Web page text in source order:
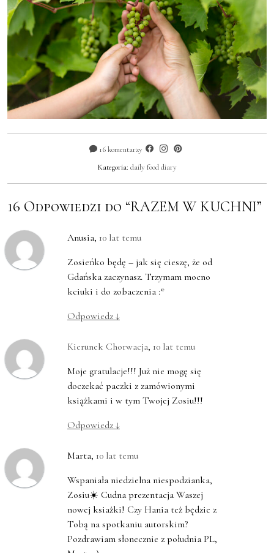
16 komentarzy
Kategoria: daily food diary
16 Odpowiedzi do “RAZEM W KUCHNI”
Anusia, 10 lat temu
Zosieńko będę – jak się cieszę, że od
Gdańska zaczynasz. Trzymam mocno
kciuki i do zobaczenia :*
Odpowiedz ↓
Kierunek Chorwacja, 10 lat temu
Moje gratulacje!!! Już nie mogę się
doczekać paczki z zamówionymi
książkami i w tym Twojej Zosiu!!!
Odpowiedz ↓
Marta, 10 lat temu
Wspaniała niedzielna niespodzianka,
Zosiu☀️ Cudna prezentacja Waszej
nowej ksiażki! Czy Hania też będzie z
Tobą na spotkaniu autorskim?
Pozdrawiam słonecznie z południa PL,